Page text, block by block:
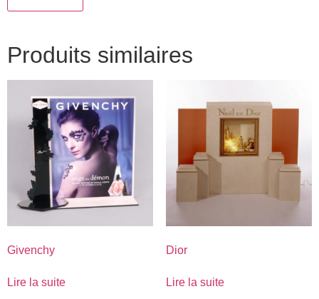
Produits similaires
Givenchy
Lire la suite
Dior
Lire la suite